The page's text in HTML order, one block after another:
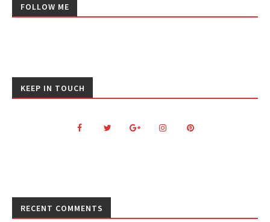
FOLLOW ME
KEEP IN TOUCH
RECENT COMMENTS